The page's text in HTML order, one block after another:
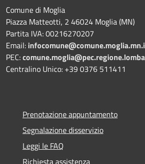
Comune di Moglia
Piazza Matteotti, 2 46024 Moglia (MN)
Partita IVA: 00216270207
Email:
PEC:
Centralino Unico: +39 0376 511411
Prenotazione appuntamento
Segnalazione disservizio
Leggi le FAQ
Richiesta assistenza